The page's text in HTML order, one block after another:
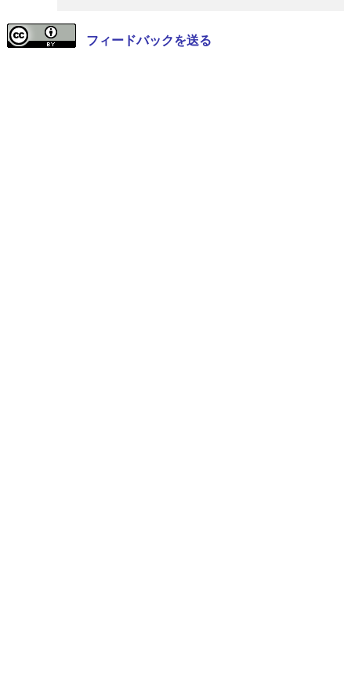
フィードバックを送る